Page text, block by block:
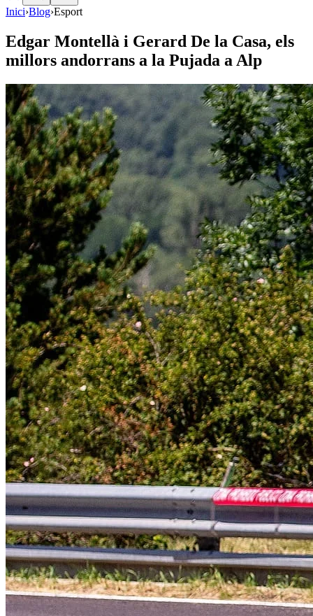
Inici›Blog›Esport
Edgar Montellà i Gerard De la Casa, els
millors andorrans a la Pujada a Alp